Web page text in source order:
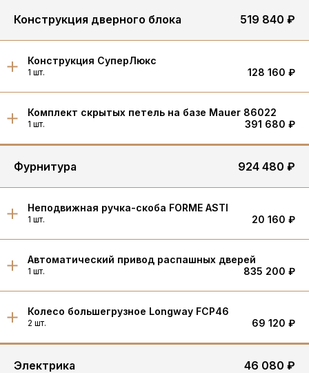
Конструкция дверного блока 519 840 ₽
Конструкция СуперЛюкс
1 шт. 128 160 ₽
Комплект скрытых петель на базе Mauer 86022
1 шт. 391 680 ₽
Фурнитура 924 480 ₽
Неподвижная ручка-скоба FORME ASTI
1 шт. 20 160 ₽
Автоматический привод распашных дверей
1 шт. 835 200 ₽
Колесо большегрузное Longway FCP46
2 шт. 69 120 ₽
Электрика 46 080 ₽